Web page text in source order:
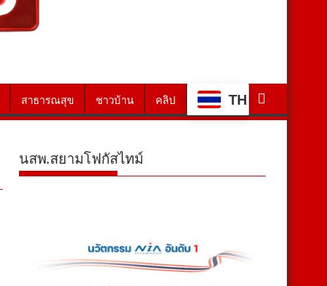
สาธารณสุข ชาวบ้าน คลิป TH
นสพ.สยามโฟกัสไทม์